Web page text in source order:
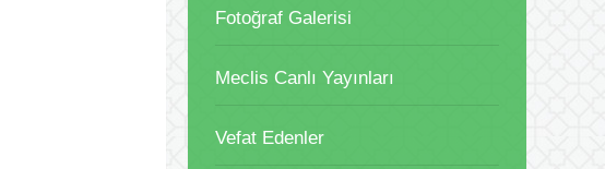
Fotoğraf Galerisi
Meclis Canlı Yayınları
Vefat Edenler